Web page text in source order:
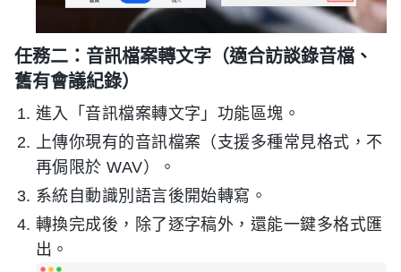
任務二：音訊檔案轉文字（適合訪談錄音檔、
舊有會議紀錄）
進入「音訊檔案轉文字」功能區塊。
上傳你現有的音訊檔案（支援多種常見格式，不
再侷限於 WAV）。
系統自動識別語言後開始轉寫。
轉換完成後，除了逐字稿外，還能一鍵多格式匯
出。